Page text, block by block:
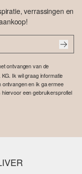
verrassingen en
ontvangen van de
Ik wil graag informatie
en ik ga ermee
een gebruikersprofiel